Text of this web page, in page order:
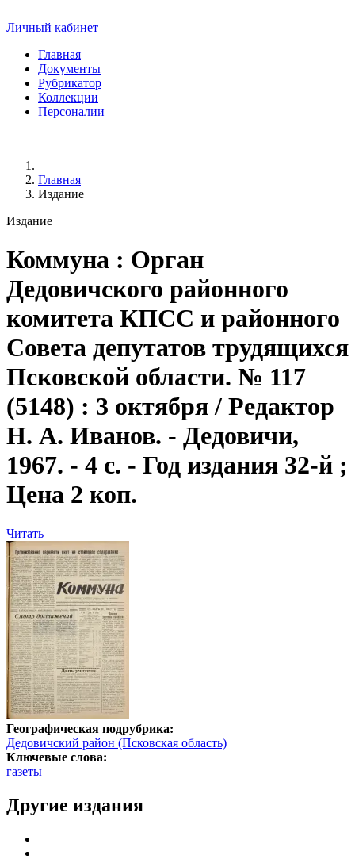
Личный кабинет
Главная
Документы
Рубрикатор
Коллекции
Персоналии
Главная
Издание
Издание
Коммуна : Орган
Дедовичского районного
комитета КПСС и районного
Совета депутатов трудящихся
Псковской области. № 117
(5148) : 3 октября / Редактор
Н. А. Иванов. - Дедовичи,
1967. - 4 с. - Год издания 32-й ;
Цена 2 коп.
Читать
Географическая подрубрика:
Дедовичский район (Псковская область)
Ключевые слова:
газеты
Другие издания